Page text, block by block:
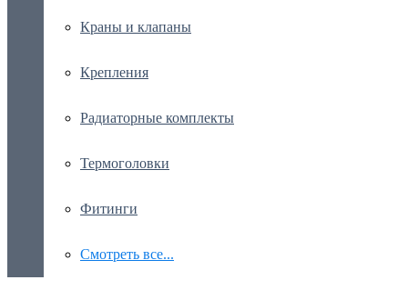
Краны и клапаны
Крепления
Радиаторные комплекты
Термоголовки
Фитинги
Смотреть все...